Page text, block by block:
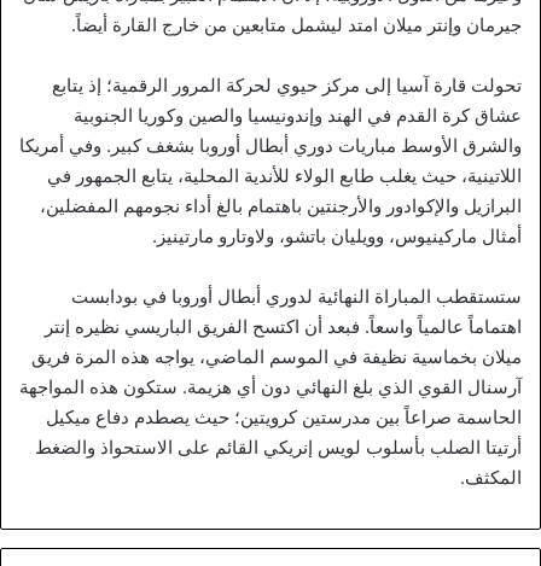
جيرمان وإنتر ميلان امتد ليشمل متابعين من خارج القارة أيضاً.
تحولت قارة آسيا إلى مركز حيوي لحركة المرور الرقمية؛ إذ يتابع
عشاق كرة القدم في الهند وإندونيسيا والصين وكوريا الجنوبية
والشرق الأوسط مباريات دوري أبطال أوروبا بشغف كبير. وفي أمريكا
اللاتينية، حيث يغلب طابع الولاء للأندية المحلية، يتابع الجمهور في
البرازيل والإكوادور والأرجنتين باهتمام بالغ أداء نجومهم المفضلين،
أمثال ماركينيوس، وويليان باتشو، ولاوتارو مارتينيز.
ستستقطب المباراة النهائية لدوري أبطال أوروبا في بودابست
اهتماماً عالمياً واسعاً. فبعد أن اكتسح الفريق الباريسي نظيره إنتر
ميلان بخماسية نظيفة في الموسم الماضي، يواجه هذه المرة فريق
آرسنال القوي الذي بلغ النهائي دون أي هزيمة. ستكون هذه المواجهة
الحاسمة صراعاً بين مدرستين كرويتين؛ حيث يصطدم دفاع ميكيل
أرتيتا الصلب بأسلوب لويس إنريكي القائم على الاستحواذ والضغط
المكثف.